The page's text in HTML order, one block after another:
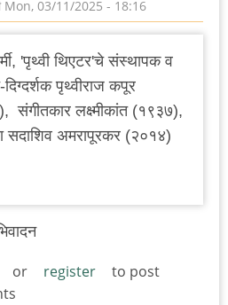
Mon, 03/11/2025 - 18:16
'पृथ्वी थिएटर'चे संस्थापक व
पृथ्वीराज कपूर
संगीतकार लक्ष्मीकांत (१९३७),
सदाशिव अमरापूरकर (२०१४)
or register
to post